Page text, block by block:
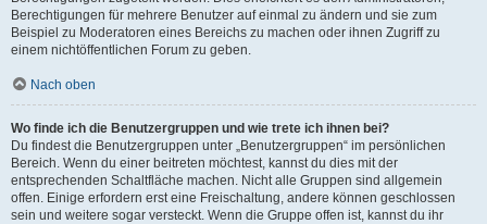
Berechtigungen für mehrere Benutzer auf einmal zu ändern und sie zum
Beispiel zu Moderatoren eines Bereichs zu machen oder ihnen Zugriff zu
einem nichtöffentlichen Forum zu geben.
Nach oben
Wo finde ich die Benutzergruppen und wie trete ich ihnen bei?
Du findest die Benutzergruppen unter „Benutzergruppen“ im persönlichen
Bereich. Wenn du einer beitreten möchtest, kannst du dies mit der
entsprechenden Schaltfläche machen. Nicht alle Gruppen sind allgemein
offen. Einige erfordern erst eine Freischaltung, andere können geschlossen
sein und weitere sogar versteckt. Wenn die Gruppe offen ist, kannst du ihr